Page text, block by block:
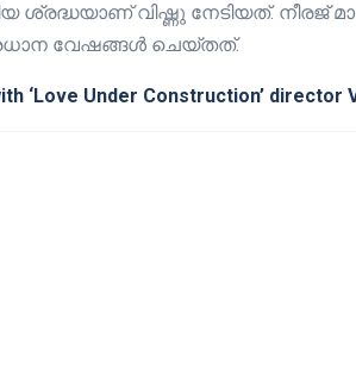
ശ്രദ്ധയാണ് വിഷ്ണു നേടിയത്. നീരജ്
വേഷങ്ങൾ ചെയ്തത്.
‘Love Under Construction’ director